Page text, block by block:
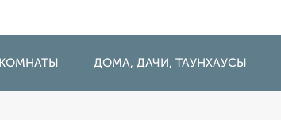
КОМНАТЫ ДОМА, ДАЧИ, ТАУНХАУСЫ